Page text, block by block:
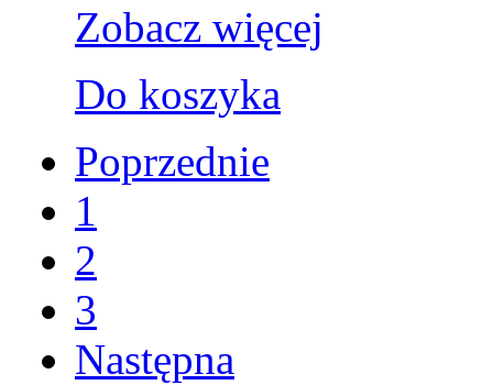
Zobacz więcej
Do koszyka
Poprzednie
1
2
3
Następna